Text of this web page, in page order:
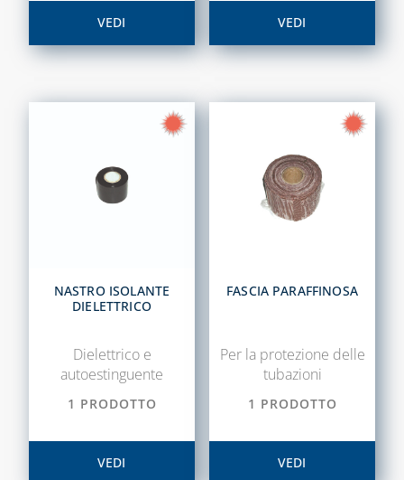
VEDI VEDI
NASTRO ISOLANTE
DIELETTRICO
Dielettrico e
autoestinguente
1 PRODOTTO
VEDI
FASCIA PARAFFINOSA
Per la protezione delle
tubazioni
1 PRODOTTO
VEDI